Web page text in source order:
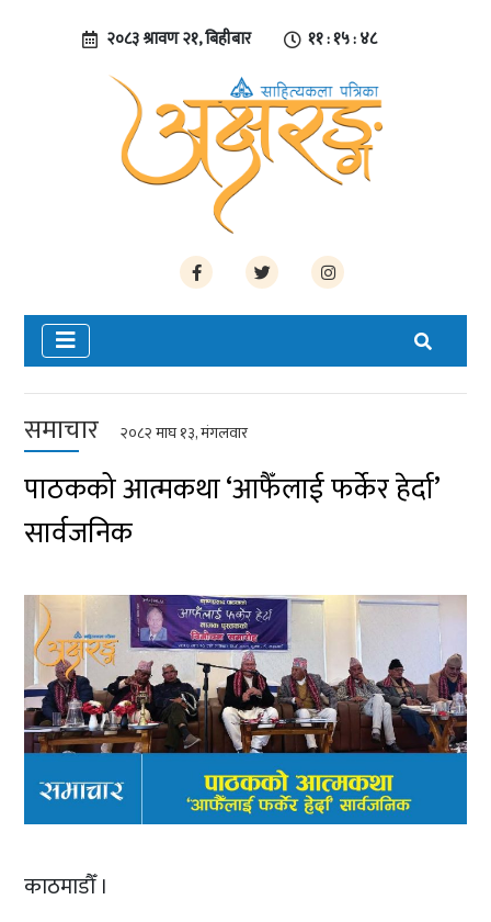
२०८३ श्रावण २१, बिहीबार ११ : १५ : ४८
समाचार २०८२ माघ १३, मंगलवार
पाठकको आत्मकथा ‘आफैँलाई फर्केर हेर्दा’
सार्वजनिक
काठमाडौँ ।